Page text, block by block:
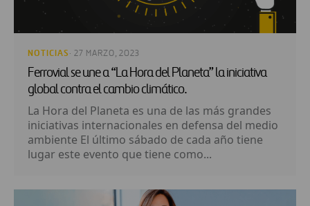
NOTICIAS · 27 MARZO, 2023
Ferrovial se une a “La Hora del Planeta” la iniciativa
global contra el cambio climático.
La Hora del Planeta es una de las más grandes
iniciativas internacionales en defensa del medio
ambiente El último sábado de cada año tiene
lugar este evento que tiene como...